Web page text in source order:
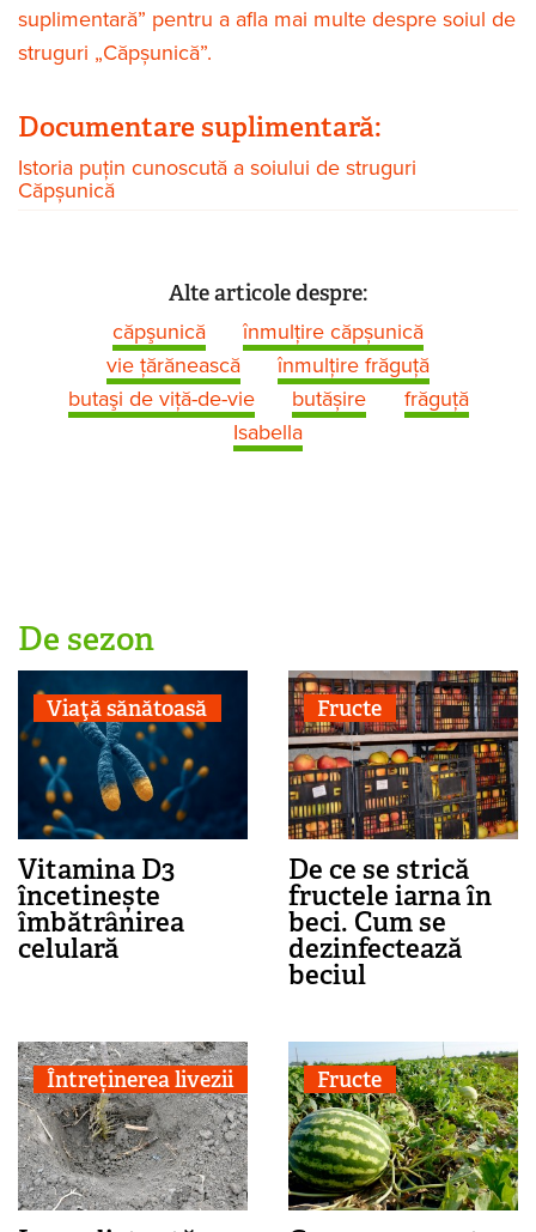
suplimentară” pentru a afla mai multe despre soiul de
struguri „Căpșunică”.
Documentare suplimentară:
Istoria puțin cunoscută a soiului de struguri
Căpșunică
Alte articole despre:
căpşunică
înmulțire căpșunică
vie țărănească
înmulțire frăguță
butaşi de viţă-de-vie
butășire
frăguță
Isabella
De sezon
Viaţă sănătoasă
Vitamina D3
încetinește
îmbătrânirea
celulară
Fructe
De ce se strică
fructele iarna în
beci. Cum se
dezinfectează
beciul
Întreținerea livezii Fructe